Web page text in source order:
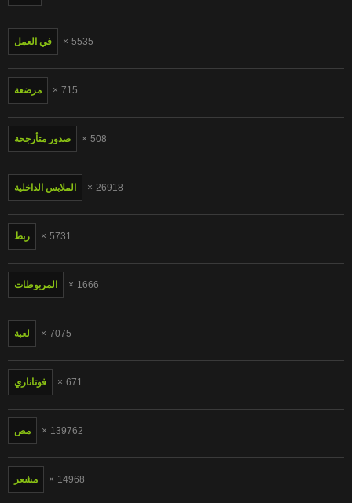
في العمل 5535
مرضعة 715
صدور متأرجحة 508
الملابس الداخلية 26918
ربط 5731
المربوطات 1666
لعبة 7075
فوتاناري 671
مص 139762
مشعر 14968